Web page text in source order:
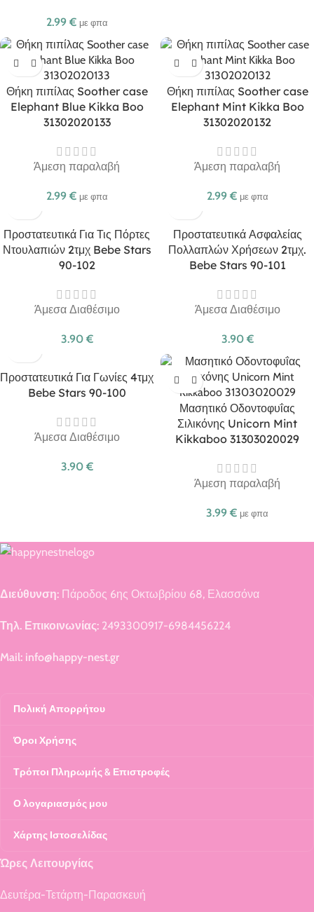
2.99 € με φπα
Θήκη πιπίλας Soother case
Elephant Blue Kikka Boo
31302020133
Άμεση παραλαβή
2.99 € με φπα
Θήκη πιπίλας Soother case
Elephant Mint Kikka Boo
31302020132
Άμεση παραλαβή
2.99 € με φπα
Προστατευτικά Για Τις Πόρτες
Ντουλαπιών 2τμχ Bebe Stars
90-102
Άμεσα Διαθέσιμο
3.90 €
Προστατευτικά Ασφαλείας
Πολλαπλών Χρήσεων 2τμχ.
Bebe Stars 90-101
Άμεσα Διαθέσιμο
3.90 €
Προστατευτικά Για Γωνίες 4τμχ
Bebe Stars 90-100
Άμεσα Διαθέσιμο
3.90 €
Μασητικό Οδοντοφυΐας
Σιλικόνης Unicorn Mint
Kikkaboo 31303020029
Άμεση παραλαβή
3.99 € με φπα
Διεύθυνση: Πάροδος 6ης Οκτωβρίου 68, Ελασσόνα
Τηλ. Επικοινωνίας: 2493300917-6984456224
Mail: info@happy-nest.gr
Πολική Απορρήτου
Όροι Χρήσης
Τρόποι Πληρωμής & Επιστροφές
Ο λογαριασμός μου
Χάρτης Ιστοσελίδας
Ώρες Λειτουργίας
Δευτέρα-Τετάρτη-Παρασκευή